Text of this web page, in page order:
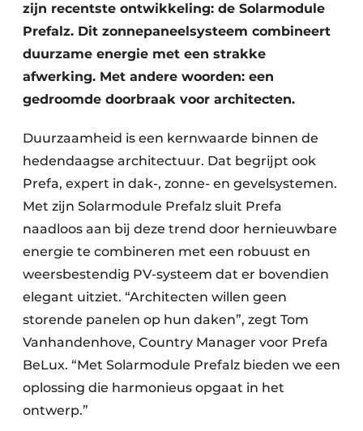
zijn recentste ontwikkeling: de Solarmodule
Prefalz. Dit zonnepaneelsysteem combineert
duurzame energie met een strakke
afwerking. Met andere woorden: een
gedroomde doorbraak voor architecten.
Duurzaamheid is een kernwaarde binnen de
hedendaagse architectuur. Dat begrijpt ook
Prefa, expert in dak-, zonne- en gevelsystemen.
Met zijn Solarmodule Prefalz sluit Prefa
naadloos aan bij deze trend door hernieuwbare
energie te combineren met een robuust en
weersbestendig PV-systeem dat er bovendien
elegant uitziet. “Architecten willen geen
storende panelen op hun daken”, zegt Tom
Vanhandenhove, Country Manager voor Prefa
BeLux. “Met Solarmodule Prefalz bieden we een
oplossing die harmonieus opgaat in het
ontwerp.”